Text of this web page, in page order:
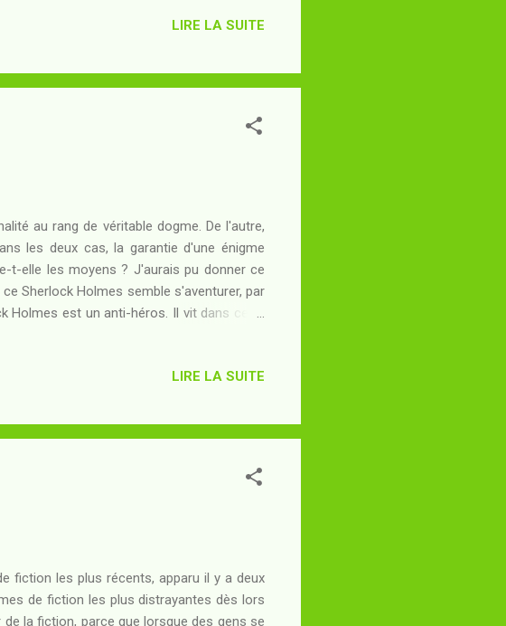
souvent sentimentales, qui
LIRE LA SUITE
au rang de véritable dogme. De l'autre,
les deux cas, la garantie d'une énigme
t-elle les moyens ? J'aurais pu donner ce
Sherlock Holmes semble s'aventurer, par
Holmes est un anti-héros. Il vit dans cette
que des esprits peu affûtés ou bien, ce qui
LIRE LA SUITE
fiction les plus récents, apparu il y a deux
de fiction les plus distrayantes dès lors
la fiction, parce que lorsque des gens se